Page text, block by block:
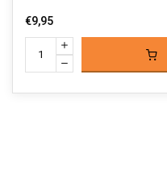
€9,95